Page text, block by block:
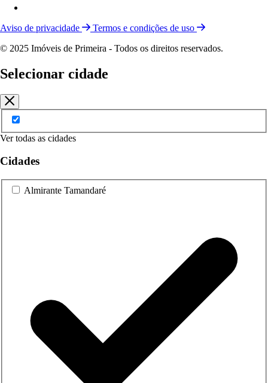
Aviso de privacidade
Termos e condições de uso
© 2025 Imóveis de Primeira - Todos os direitos reservados.
Selecionar cidade
Ver todas as cidades
Cidades
Almirante Tamandaré